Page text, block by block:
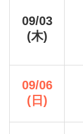
09/03
(木)
09/06
(日)